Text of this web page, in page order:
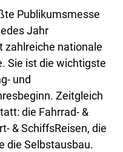
Publikumsmesse
Jahr
zahlreiche nationale
Sie ist die wichtigste
und
Zeitgleich
die Fahrrad- &
& SchiffsReisen, die
die Selbstausbau.